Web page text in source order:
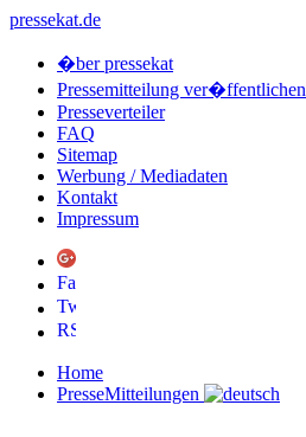
pressekat.de
�ber pressekat
Pressemitteilung ver�ffentlichen
Presseverteiler
FAQ
Sitemap
Werbung / Mediadaten
Kontakt
Impressum
Home
PresseMitteilungen